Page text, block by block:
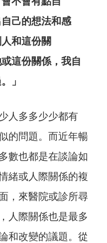
己的想法和感
和這份關
這份關係，我自
」
人多多少少都有
的問題。而近年暢
數也都是在談論如
緒或人際關係的複
，來醫院或診所尋
人際關係也是最多
和改變的議題。從